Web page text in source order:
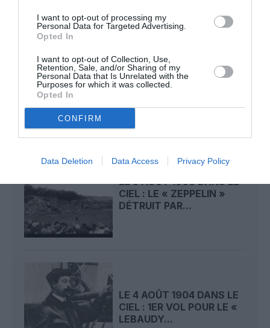
I want to opt-out of processing my
Personal Data for Targeted Advertising.
Opted In
I want to opt-out of Collection, Use,
Retention, Sale, and/or Sharing of my
Personal Data that Is Unrelated with the
Purposes for which it was collected.
Opted In
CONFIRM
Data Deletion Data Access Privacy Policy
LE 6 AOÛT 1909 DANS LE
CIEL : ROGER SOMMER
LE 5 AOÛT 1908 DANS LE
CIEL : LE « ZEPPELIN »
DÉTRUIT PAR...
LE 4 AOÛT 1904 DANS LE
CIEL : 1ER VOL POUR LE «
LEBAUDY...